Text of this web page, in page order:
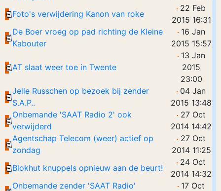
Foto's verwijdering Kanon van roke
22 Feb
2015 16:31
De Boer vroeg op pad richting de Kleine
Kabouter
16 Jan
2015 15:57
AT slaat weer toe in Twente
13 Jan
2015
23:00
Jelle Russchen op bezoek bij zender
S.A.P..
04 Jan
2015 13:48
Onbemande 'SAAT Radio 2' ook
verwijderd
27 Oct
2014 14:42
Agentschap Telecom (weer) actief op
zondag
27 Oct
2014 11:25
Blokhut knuppels opnieuw aan de beurt!
24 Oct
2014 14:32
Onbemande zender 'SAAT Radio'
17 Oct